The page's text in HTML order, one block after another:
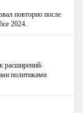
повторно после
2024.
расширений-
политиками